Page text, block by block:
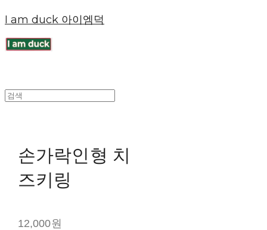
I am duck 아이엠덕
손가락인형 치
즈키링
12,000원